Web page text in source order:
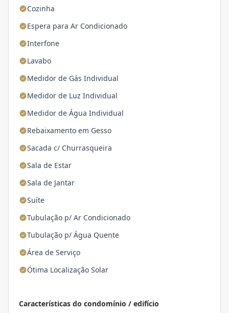
Cozinha
Espera para Ar Condicionado
Interfone
Lavabo
Medidor de Gás Individual
Medidor de Luz Individual
Medidor de Água Individual
Rebaixamento em Gesso
Sacada c/ Churrasqueira
Sala de Estar
Sala de Jantar
Suíte
Tubulação p/ Ar Condicionado
Tubulação p/ Água Quente
Área de Serviço
Ótima Localização Solar
Características do condomínio / edifício